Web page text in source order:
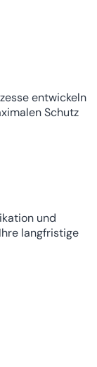
entwickeln
Schutz
und
langfristige